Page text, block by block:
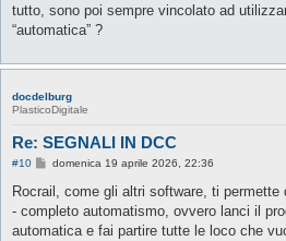
i
o
tutto, sono poi sempre vincolato ad
“automatica” ?
docdelburg
PlasticoDigitale
Re: SEGNALI IN DCC
#10
M
s
a
g
domenica 19 aprile 2026, 22:36
Rocrail, come gli altri software, ti
- completo automatismo, ovvero lanci il
automatica e fai partire tutte le loco che